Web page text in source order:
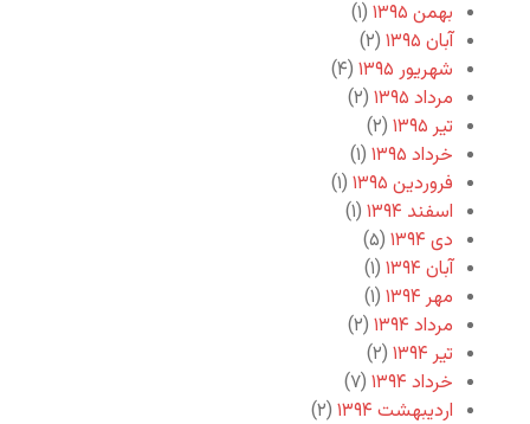
بهمن ۱۳۹۵
(۱)
آبان ۱۳۹۵
(۲)
شهریور ۱۳۹۵
(۴)
مرداد ۱۳۹۵
(۲)
تیر ۱۳۹۵
(۲)
خرداد ۱۳۹۵
(۱)
فروردین ۱۳۹۵
(۱)
اسفند ۱۳۹۴
(۱)
دی ۱۳۹۴
(۵)
آبان ۱۳۹۴
(۱)
مهر ۱۳۹۴
(۱)
مرداد ۱۳۹۴
(۲)
تیر ۱۳۹۴
(۲)
خرداد ۱۳۹۴
(۷)
اردیبهشت ۱۳۹۴
(۲)